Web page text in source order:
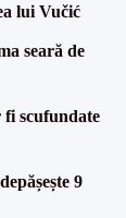
lui Vučić
seară de
scufundate
9